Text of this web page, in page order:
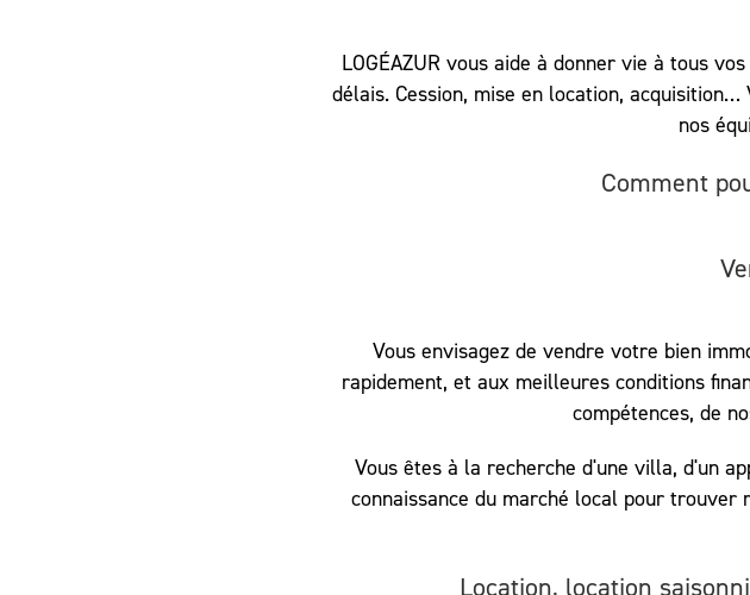
LOGÉAZUR vous aide à donner vie à tous
délais. Cession, mise en location,
nos
Comment
Vous envisagez de vendre votre bien
rapidement, et aux meilleures conditions
compétences, de
Vous êtes à la recherche d'une villa, d'un
connaissance du marché local pour
Location, location